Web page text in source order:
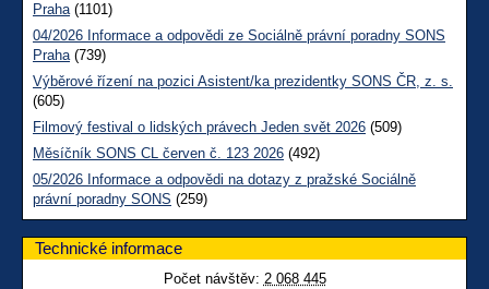
Praha(1101)
04/2026 Informace a odpovědi ze Sociálně právní poradny SONS
Praha(739)
Výběrové řízení na pozici Asistent/ka prezidentky SONS ČR, z. s.
(605)
Filmový festival o lidských právech Jeden svět 2026 (509)
Měsíčník SONS CL červen č. 123 2026 (492)
05/2026 Informace a odpovědi na dotazy z pražské Sociálně
právní poradny SONS (259)
Technické informace
Počet návštěv: 2 068 445